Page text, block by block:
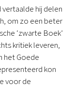
hij delen
om zo een beter
‘zwarte Boek’
kritiek leveren,
het Goede
kon
voor de